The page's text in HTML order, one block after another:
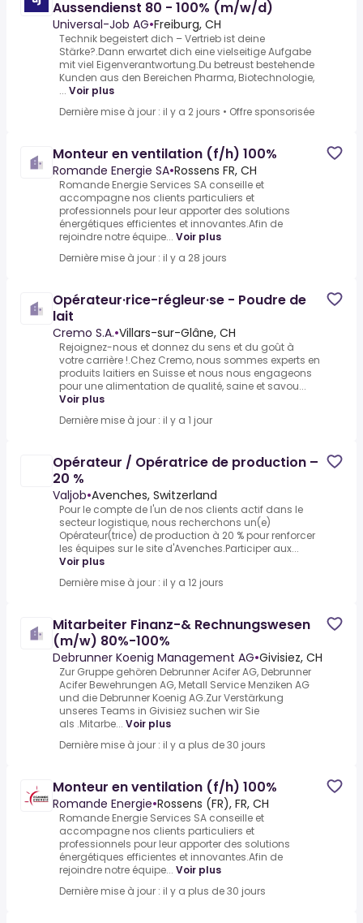
Aussendienst 80 - 100% (m/w/d)
Universal-Job AG•Freiburg, CH
Technik begeistert dich – Vertrieb ist deine
Stärke?.Dann erwartet dich eine vielseitige Aufgabe
mit viel Eigenverantwortung.Du betreust bestehende
Kunden aus den Bereichen Pharma, Biotechnologie,
... Voir plus
Dernière mise à jour : il y a 2 jours • Offre sponsorisée
Monteur en ventilation (f/h) 100%
Romande Energie SA•Rossens FR, CH
Romande Energie Services SA conseille et
accompagne nos clients particuliers et
professionnels pour leur apporter des solutions
énergétiques efficientes et innovantes.Afin de
rejoindre notre équipe... Voir plus
Dernière mise à jour : il y a 28 jours
Opérateur·rice-régleur·se - Poudre de
lait
Cremo S.A.•Villars-sur-Glâne, CH
Rejoignez-nous et donnez du sens et du goût à
votre carrière !.Chez Cremo, nous sommes experts en
produits laitiers en Suisse et nous nous engageons
pour une alimentation de qualité, saine et savou...
Voir plus
Dernière mise à jour : il y a 1 jour
Opérateur / Opératrice de production –
20 %
Valjob•Avenches, Switzerland
Pour le compte de l'un de nos clients actif dans le
secteur logistique, nous recherchons un(e)
Opérateur(trice) de production à 20 % pour renforcer
les équipes sur le site d'Avenches.Participer aux...
Voir plus
Dernière mise à jour : il y a 12 jours
Mitarbeiter Finanz-& Rechnungswesen
(m/w) 80%-100%
Debrunner Koenig Management AG•Givisiez, CH
Zur Gruppe gehören Debrunner Acifer AG, Debrunner
Acifer Bewehrungen AG, Metall Service Menziken AG
und die Debrunner Koenig AG.Zur Verstärkung
unseres Teams in Givisiez suchen wir Sie
als .Mitarbe... Voir plus
Dernière mise à jour : il y a plus de 30 jours
Monteur en ventilation (f/h) 100%
Romande Energie•Rossens (FR), FR, CH
Romande Energie Services SA conseille et
accompagne nos clients particuliers et
professionnels pour leur apporter des solutions
énergétiques efficientes et innovantes.Afin de
rejoindre notre équipe... Voir plus
Dernière mise à jour : il y a plus de 30 jours